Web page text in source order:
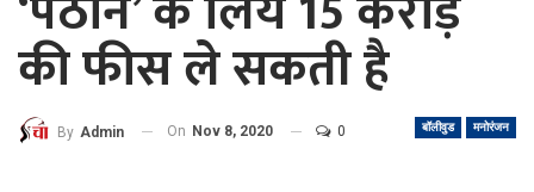
की फीस ले सकती है
बॉलीवुड मनोरंजन
By Admin On Nov 8, 2020 0